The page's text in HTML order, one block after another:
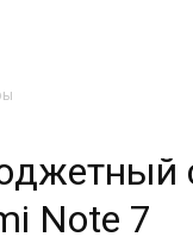
Note 7